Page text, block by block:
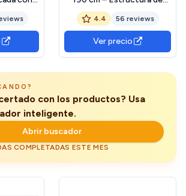
y
|
Incluye
cm |
Cama 36 cm de Altura con
Almacenamiento Debajo de
la Cama – Estructura de
Cama con Plataforma de
Metal – Negro
4.4 56 reviews
Ver precio
con los productos? Usa
inteligente.
Abrir buscador
COMPLETADAS ESTE MES